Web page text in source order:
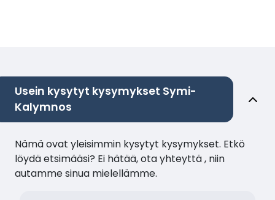
Usein kysytyt kysymykset Symi-
Kalymnos
Nämä ovat yleisimmin kysytyt kysymykset. Etkö
löydä etsimääsi? Ei hätää, ota yhteyttä , niin
autamme sinua mielellämme.